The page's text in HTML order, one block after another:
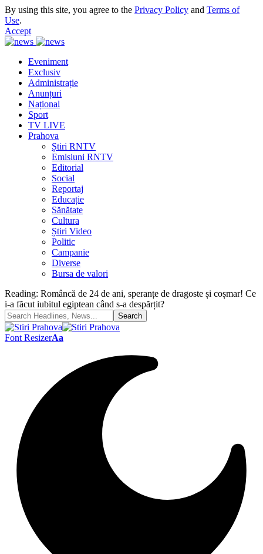
By using this site, you agree to the Privacy Policy and Terms of
Use.
Accept
Eveniment
Exclusiv
Administrație
Anunțuri
Național
Sport
TV LIVE
Prahova
Știri RNTV
Emisiuni RNTV
Editorial
Social
Reportaj
Educație
Sănătate
Cultura
Știri Video
Politic
Campanie
Diverse
Bursa de valori
Reading: Româncă de 24 de ani, speranțe de dragoste și coșmar! Ce
i-a făcut iubitul egiptean când s-a despărțit?
Font ResizerAa